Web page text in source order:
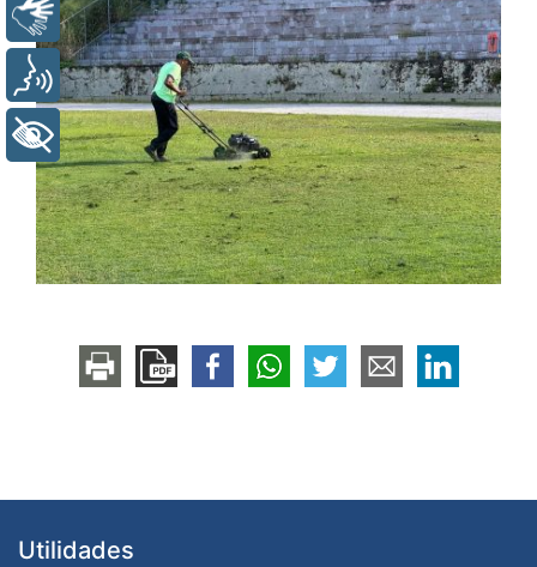
Utilidades
Libras
Voz
+ Acessibilidade